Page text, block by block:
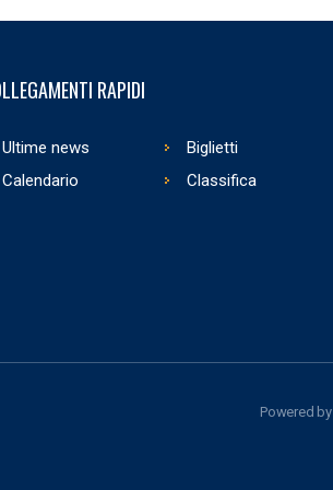
RAPIDI
Ultime news
Biglietti
Calendario
Classifica
Powered by